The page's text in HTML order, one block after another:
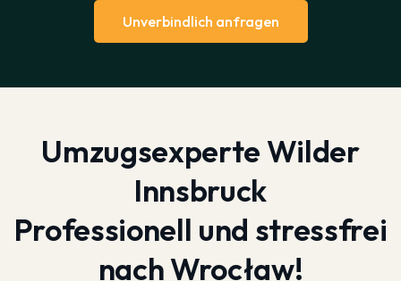
Unverbindlich anfragen
Umzugsexperte Wilder
Innsbruck
Professionell und stressfrei
nach Wrocław!